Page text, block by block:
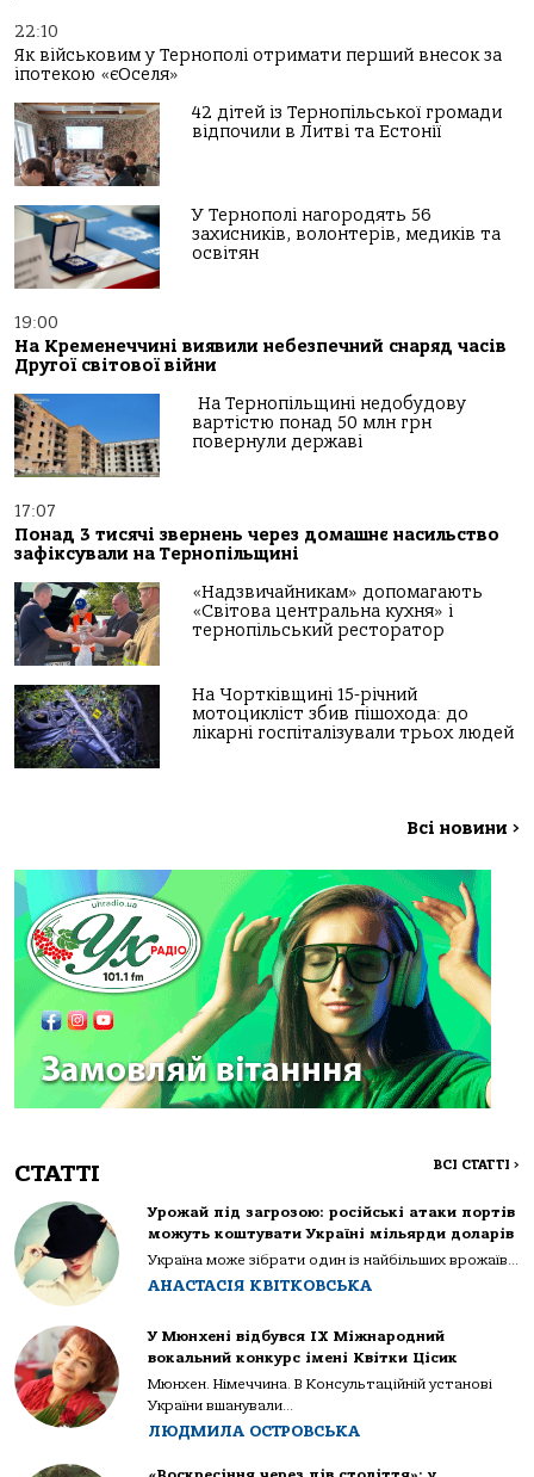
22:10
Як військовим у Тернополі отримати перший внесок за
іпотекою «єОселя»
42 дітей із Тернопільської громади
відпочили в Литві та Естонії
У Тернополі нагородять 56
захисників, волонтерів, медиків та
освітян
19:00
На Кременеччині виявили небезпечний снаряд часів
Другої світової війни
На Тернопільщині недобудову
вартістю понад 50 млн грн
повернули державі
17:07
Понад 3 тисячі звернень через домашнє насильство
зафіксували на Тернопільщині
«Надзвичайникам» допомагають
«Світова центральна кухня» і
тернопільський ресторатор
На Чортківщині 15-річний
мотоцикліст збив пішохода: до
лікарні госпіталізували трьох людей
Всі новини >
СТАТТІ ВСІ СТАТТІ >
Урожай під загрозою: російські атаки портів
можуть коштувати Україні мільярди доларів
Україна може зібрати один із найбільших врожаїв...
АНАСТАСІЯ КВІТКОВСЬКА
У Мюнхені відбувся IX Міжнародний
вокальний конкурс імені Квітки Цісик
Мюнхен. Німеччина. В Консультаційній установі
України вшанували...
ЛЮДМИЛА ОСТРОВСЬКА